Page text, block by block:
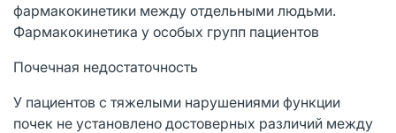
фармакокинетики между отдельными людьми.
Фармакокинетика у особых групп пациентов
Почечная недостаточность
У пациентов с тяжелыми нарушениями функции
почек не установлено достоверных различий между